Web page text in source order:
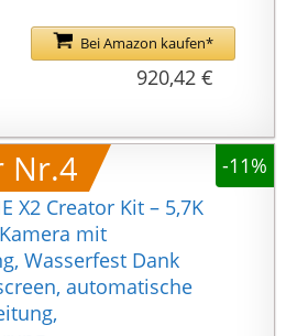
Stick und 360°-
Reframing kannst du
drehen.
21 MP 360°-Fotos: Fang
die Welt um dich herum
in absoluter Klarheit
mit nahtlos gestitchten
21 MP 360°-Fotos ein.
Neuer PureShot HDR-
Modus für einen KI-
Bei Amazon kaufen*
920,42 €
Nr.4
-11%
X2 Creator Kit – 5,7K
mit
Wasserfest Dank
automatische